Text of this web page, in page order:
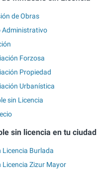
de Obras
Administrativo
Forzosa
Propiedad
Urbanística
sin Licencia
sin licencia en tu ciudad
Licencia Burlada
Licencia Zizur Mayor